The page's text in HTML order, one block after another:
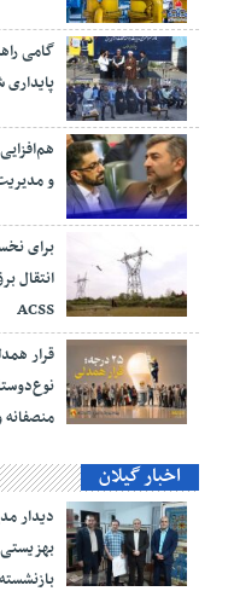
گامی
پایداری
و
برای
انتقال
ACSS
قرار
منصفانه
اخبار گیلان
دیدار